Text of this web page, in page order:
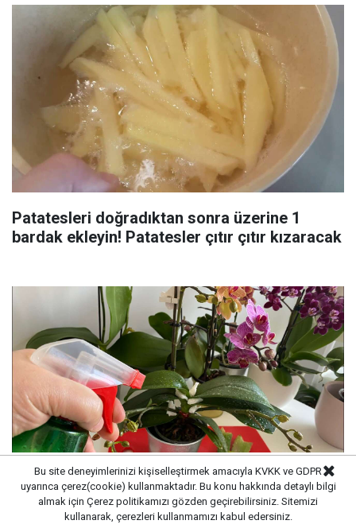
Patatesleri doğradıktan sonra üzerine 1
bardak ekleyin! Patatesler çıtır çıtır kızaracak
Yaz geldi çiçeklerinizi sularken dikkat edin:
Çiçekleri mahveden bilinmeyen hata...
Bu site deneyimlerinizi kişiselleştirmek amacıyla KVKK ve GDPR
uyarınca çerez(cookie) kullanmaktadır. Bu konu hakkında detaylı bilgi
almak için Çerez politikamızı gözden geçirebilirsiniz. Sitemizi
kullanarak, çerezleri kullanmamızı kabul edersiniz.